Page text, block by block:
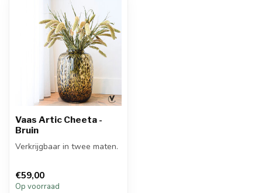
Vaas Artic Cheeta -
Bruin
Verkrijgbaar in twee maten.
€59,00
Op voorraad